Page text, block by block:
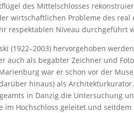
des Mittelschlosses
wirtschaftlichen Probleme des real
respektablen Niveau durchgeführt
(1922–2003) hervorgehoben
auch als begabter Zeichner und
war er schon vor der
hinaus) als
in Danzig die Untersuchung
Hochschloss geleitet und